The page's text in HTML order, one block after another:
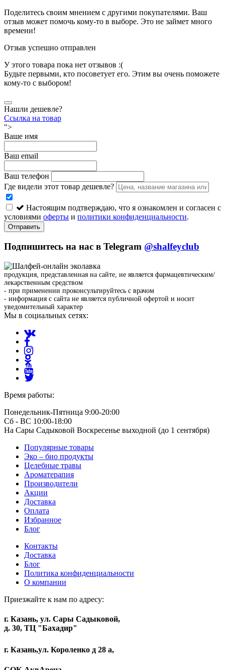
Поделитесь своим мнением с другими покупателями. Ваш
отзыв может помочь кому-то в выборе. Это не займет много
времени!
Отзыв успешно отправлен
У этого товара пока нет отзывов :(
Будьте первыми, кто посоветует его. Этим вы очень поможете
кому-то с выбором!
Нашли дешевле?
Ссылка на товар
">
Ваше имя
Ваш email
Ваш телефон
Где видели этот товар дешевле?
Настоящим подтверждаю, что я ознакомлен и согласен с
условиями оферты и политики конфиденциальности.
Отправить
Подпишитесь на нас в Telegram @shalfeyclub
продукция, представленная на сайте, не является фармацевтическим/
лекарственным средством
- при применении проконсультируйтесь с врачом
- информация с сайта не является публичной офертой и носит
уведомительный характер
Мы в социальных сетях:
Время работы:
Понедельник-Пятница 9:00-20:00
Сб - ВС 10:00-18:00
На Сары Садыковой Воскресенье выходной (до 1 сентября)
Популярные товары
Эко – био продукты
Целебные травы
Ароматерапия
Производители
Акции
Доставка
Оплата
Избранное
Блог
Контакты
Доставка
Блог
Политика конфиденциальности
О компании
Приезжайте к нам по адресу:
г. Казань, ул. Сары Садыковой,
д. 30, ТЦ "Бахадир"
г. Казань,ул. Короленко д 28 а,